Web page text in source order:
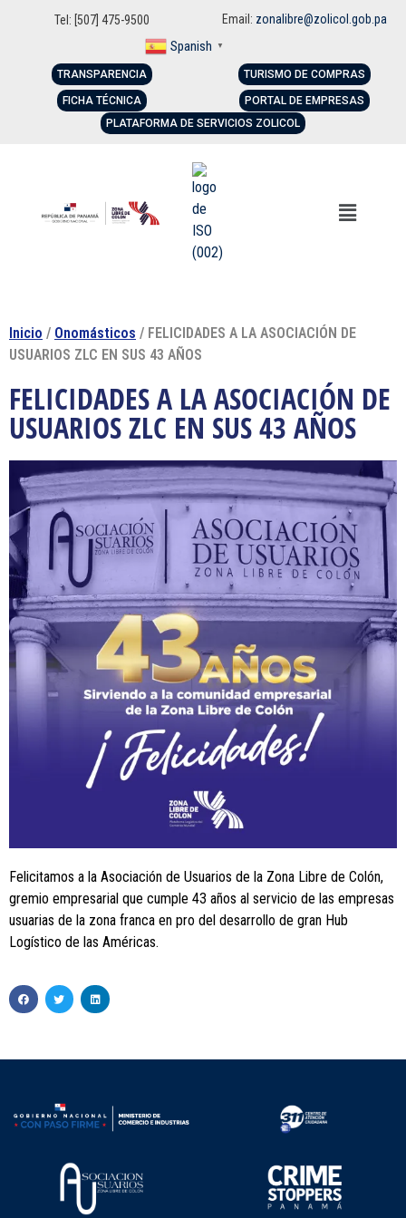
Tel: [507] 475-9500 Email: zonalibre@zolicol.gob.pa
Spanish ▼
TRANSPARENCIA
FICHA TÉCNICA
TURISMO DE COMPRAS
PORTAL DE EMPRESAS
PLATAFORMA DE SERVICIOS ZOLICOL
Inicio / Onomásticos / FELICIDADES A LA ASOCIACIÓN DE
USUARIOS ZLC EN SUS 43 AÑOS
FELICIDADES A LA ASOCIACIÓN DE
USUARIOS ZLC EN SUS 43 AÑOS
Felicitamos a la Asociación de Usuarios de la Zona Libre de Colón,
gremio empresarial que cumple 43 años al servicio de las empresas
usuarias de la zona franca en pro del desarrollo de gran Hub
Logístico de las Américas.